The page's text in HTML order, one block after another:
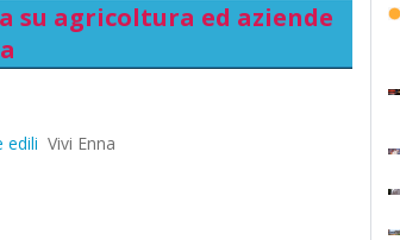
su agricoltura ed aziende
edili Vivi Enna